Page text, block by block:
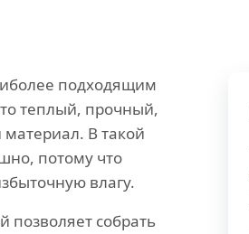
подходящим
теплый, прочный,
В такой
потому что
влагу.
собрать